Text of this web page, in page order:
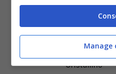
nel Nord
Adriatica
Canta tra
Cristallino
Manage